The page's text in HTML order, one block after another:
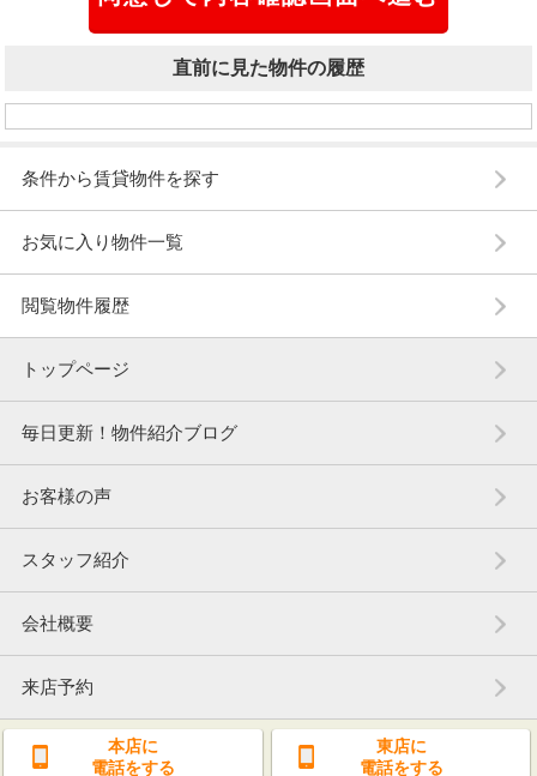
直前に見た物件の履歴
条件から賃貸物件を探す
お気に入り物件一覧
閲覧物件履歴
トップページ
毎日更新！物件紹介ブログ
お客様の声
スタッフ紹介
会社概要
来店予約
本店に
電話をする
東店に
電話をする